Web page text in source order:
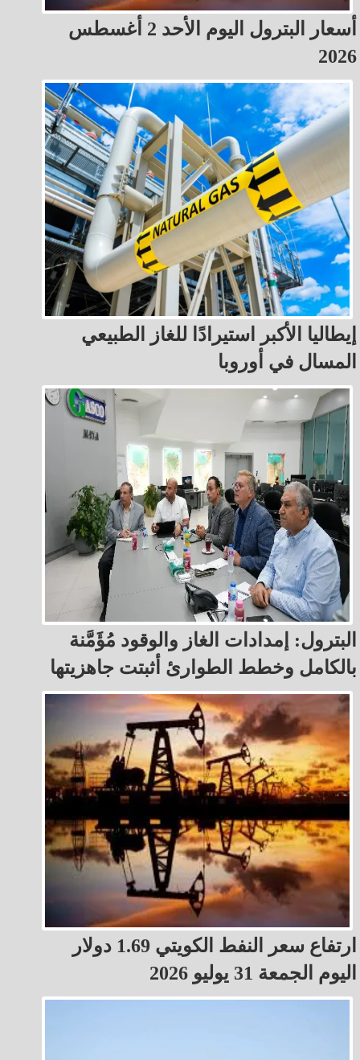
أسعار البترول اليوم الأحد 2 أغسطس
2026
إيطاليا الأكبر استيرادًا للغاز الطبيعي
المسال في أوروبا
البترول: إمدادات الغاز والوقود مُؤَمَّنة
بالكامل وخطط الطوارئ أثبتت جاهزيتها
ارتفاع سعر النفط الكويتي 1.69 دولار
اليوم الجمعة 31 يوليو 2026